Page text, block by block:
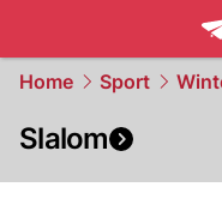
Home Sport
Slalom